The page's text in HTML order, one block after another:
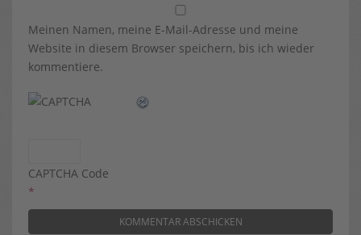
Meinen Namen, meine E-Mail-Adresse und meine
Website in diesem Browser speichern, bis ich wieder
kommentiere.
CAPTCHA Code
*